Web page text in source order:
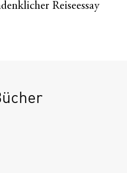
Reiseessay